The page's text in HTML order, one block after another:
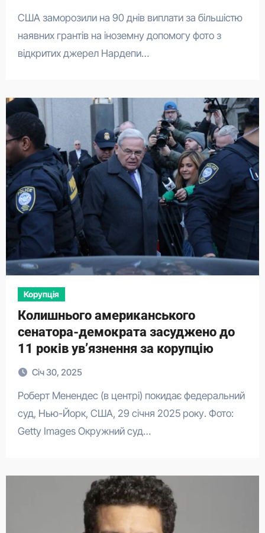
США заморозили на 90 днів виплати за більшістю
наявних грантів на іноземну допомогу фото з
відкритих джерел Нардепи…
Корупція
Колишнього американського
сенатора-демократа засуджено до
11 років ув’язнення за корупцію
Січ 30, 2025
Роберт Менендес (в центрі) покидає федеральний
суд, Нью-Йорк, США, 29 січня 2025 року. Фото:
Getty Images Окружний суд…